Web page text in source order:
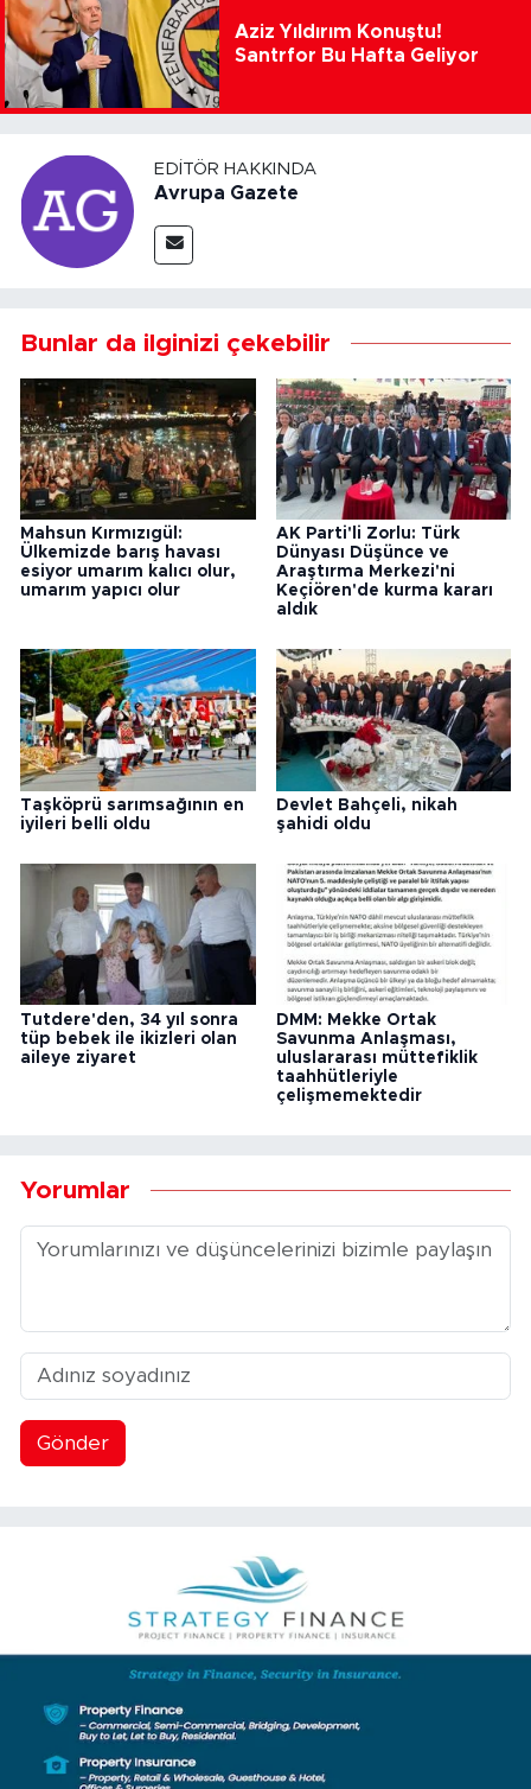
Aziz Yıldırım Konuştu!
Santrfor Bu Hafta Geliyor
EDITÖR HAKKINDA
Avrupa Gazete
Bunlar da ilginizi çekebilir
Mahsun Kırmızıgül:
Ülkemizde barış havası
esiyor umarım kalıcı olur,
umarım yapıcı olur
AK Parti'li Zorlu: Türk
Dünyası Düşünce ve
Araştırma Merkezi'ni
Keçiören'de kurma kararı
aldık
Taşköprü sarımsağının en
iyileri belli oldu
Devlet Bahçeli, nikah
şahidi oldu
Tutdere'den, 34 yıl sonra
tüp bebek ile ikizleri olan
aileye ziyaret
DMM: Mekke Ortak
Savunma Anlaşması,
uluslararası müttefiklik
taahhütleriyle
çelişmemektedir
Yorumlar
Gönder